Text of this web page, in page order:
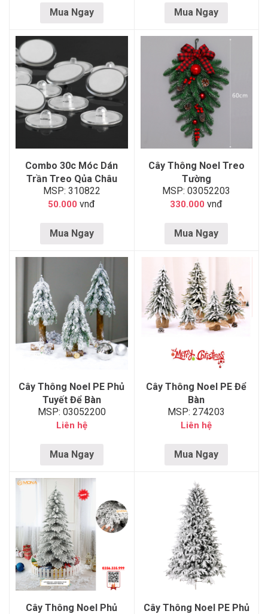
Mua Ngay Mua Ngay
Combo 30c Móc Dán
Trần Treo Qủa Châu
Noel
MSP: 310822
50.000 vnđ
Mua Ngay
Cây Thông Noel Treo
Tường
MSP: 03052203
330.000 vnđ
Mua Ngay
Cây Thông Noel PE Phủ
Tuyết Để Bàn
MSP: 03052200
Liên hệ
Mua Ngay
Cây Thông Noel PE Để
Bàn
MSP: 274203
Liên hệ
Mua Ngay
Cây Thông Noel Phủ
Cây Thông Noel PE Phủ